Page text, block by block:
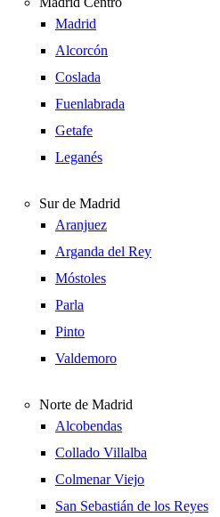
Madrid
Alcorcón
Coslada
Fuenlabrada
Getafe
Leganés
Sur de Madrid
Aranjuez
Arganda del Rey
Móstoles
Parla
Pinto
Valdemoro
Norte de Madrid
Alcobendas
Collado Villalba
Colmenar Viejo
San Sebastián de los Reyes